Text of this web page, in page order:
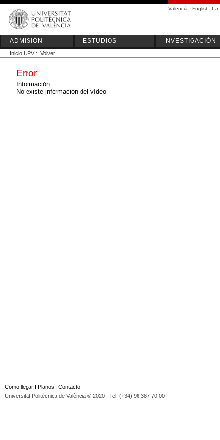
Valencià · English I a
ADMISIÓN ESTUDIOS INVESTIGACIÓN
Inicio UPV :: Volver
Error
Información
No existe información del vídeo
Cómo llegar I Planos I Contacto
Universitat Politècnica de València © 2020 · Tel. (+34) 96 387 70 00